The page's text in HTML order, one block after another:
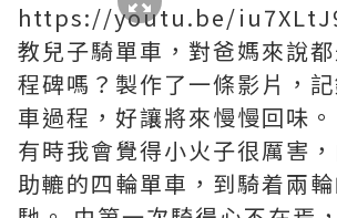
https://youtu.be/
教兒子騎單車，對爸媽來說
程碑嗎？製作了一條影片，
車過程，好讓將來慢慢回味。
有時我會覺得小火子很厲害
助轆的四輪單車，到騎着兩